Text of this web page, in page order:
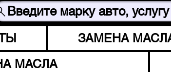
Введите марку авто,
ЗАМЕНА
МАСЛА